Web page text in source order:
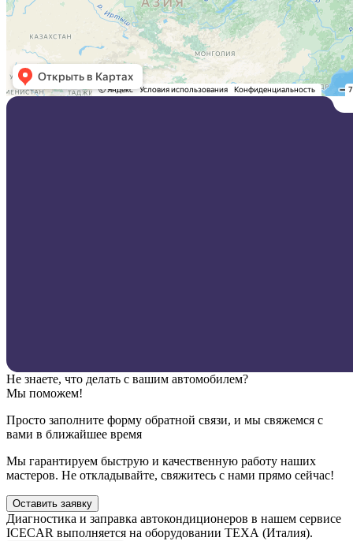
Не знаете, что делать с вашим автомобилем?
Мы поможем!
Просто заполните форму обратной связи, и мы свяжемся с
вами в ближайшее время
Мы гарантируем быструю и качественную работу наших
мастеров. Не откладывайте, свяжитесь с нами прямо сейчас!
Оставить заявку
Диагностика и заправка автокондиционеров в нашем сервисе
ICECAR выполняется на оборудовании ТЕХА (Италия).